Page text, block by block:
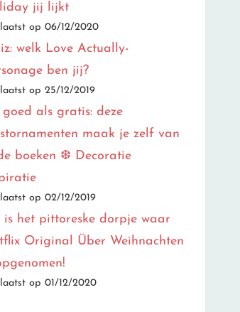
jij lijkt
op 06/12/2020
welk Love Actually-
ben jij?
op 25/12/2019
als gratis: deze
maak je zelf van
boeken ❆ Decoratie
op 02/12/2019
is het pittoreske dorpje waar
Original Über Weihnachten
op 01/12/2020